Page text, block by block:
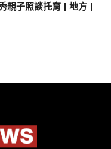
親子照談托育 | 地方 |